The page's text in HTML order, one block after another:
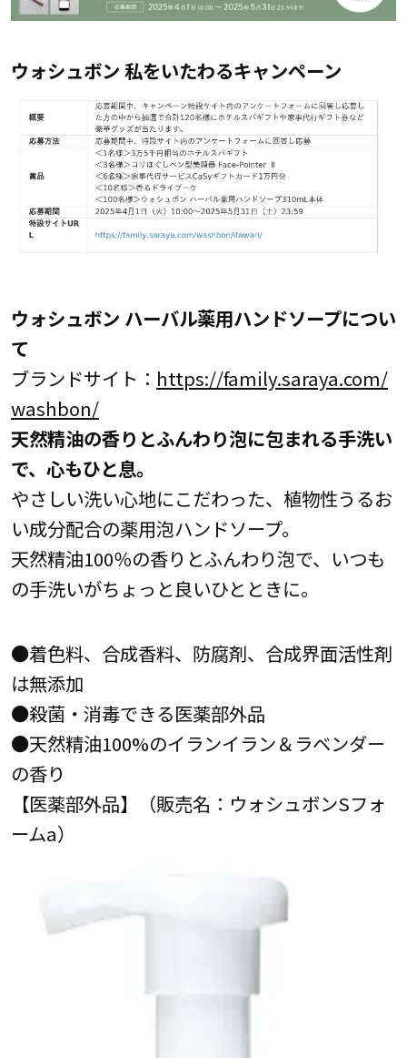
ウォシュボン 私をいたわるキャンペーン
ウォシュボン ハーバル薬用ハンドソープについ
て
ブランドサイト： https://family.saraya.com/
washbon/
天然精油の香りとふんわり泡に包まれる手洗い
で、心もひと息。
やさしい洗い心地にこだわった、植物性うるお
い成分配合の薬用泡ハンドソープ。
天然精油100％の香りとふんわり泡で、いつも
の手洗いがちょっと良いひとときに。
●着色料、合成香料、防腐剤、合成界面活性剤
は無添加
●殺菌・消毒できる医薬部外品
●天然精油100%のイランイラン＆ラベンダー
の香り
【医薬部外品】（販売名：ウォシュボンSフォ
ームa）